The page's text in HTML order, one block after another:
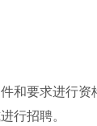
和要求进行资
行招聘。